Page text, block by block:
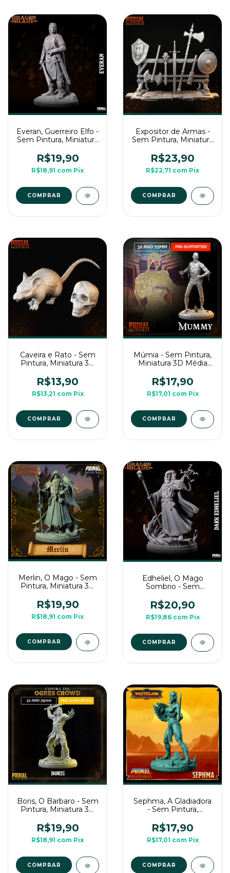
Everan, Guerreiro Elfo -
Sem Pintura, Miniatura
Mesa
R$19,90
R$18,91 com Pix
COMPRAR
Expositor de Armas -
Sem Pintura, Miniatura
R$23,90
R$22,71 com Pix
Caveira e Rato - Sem
Pintura, Miniatura 3D
R$13,90
R$13,21 com Pix
Múmia - Sem Pintura,
Miniatura 3D Média
R$17,90
R$17,01 com Pix
COMPRAR
Merlin, O Mago - Sem
Pintura, Miniatura 3D
Mesa
R$19,90
R$18,91 com Pix
COMPRAR
Edheliel, O Mago
Sombrio - Sem
Média Para Rpg de
Mesa
R$20,90
R$19,86 com Pix
COMPRAR
Boris, O Barbaro - Sem
Pintura, Miniatura 3D
Mesa
R$19,90
R$18,91 com Pix
COMPRAR
Sephma, A Gladiadora
- Sem Pintura,
Para Rpg de Mesa
R$17,90
R$17,01 com Pix
COMPRAR